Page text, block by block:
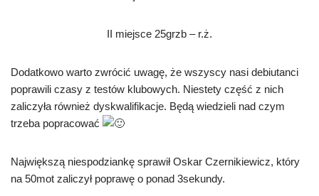
II miejsce 25grzb – r.ż.
Dodatkowo warto zwrócić uwagę, że wszyscy nasi debiutanci
poprawili czasy z testów klubowych. Niestety część z nich
zaliczyła również dyskwalifikacje. Będą wiedzieli nad czym
trzeba popracować
Największą niespodziankę sprawił Oskar Czernikiewicz, który
na 50mot zaliczył poprawę o ponad 3sekundy.